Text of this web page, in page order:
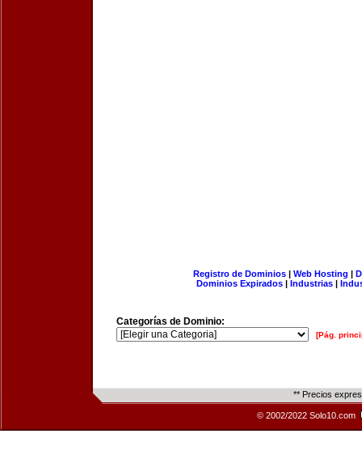
Registro de Dominios| Web Hosting |
Dominios Expirados | Industrias |
Categorías de Dominio:
[Pág.
** Precios
© 2002/2022 Solo10.com